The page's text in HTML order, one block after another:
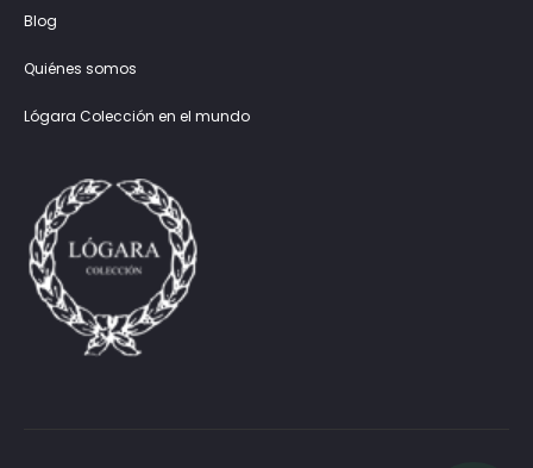
Blog
Quiénes somos
Lógara Colección en el mundo